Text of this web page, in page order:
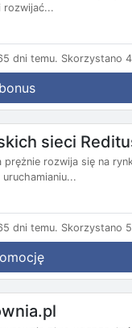
rozwijać...
dni temu. Skorzystano
sieci
rozwija się na
dni temu. Skorzystano